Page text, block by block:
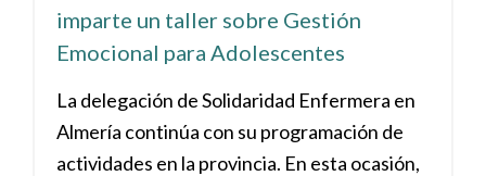
imparte un taller sobre Gestión
Emocional para Adolescentes
La delegación de Solidaridad Enfermera en
Almería continúa con su programación de
actividades en la provincia. En esta ocasión,